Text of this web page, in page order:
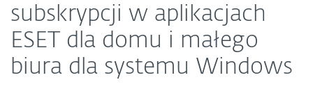
subskrypcji w aplikacjach
ESET dla domu i małego
biura dla systemu Windows